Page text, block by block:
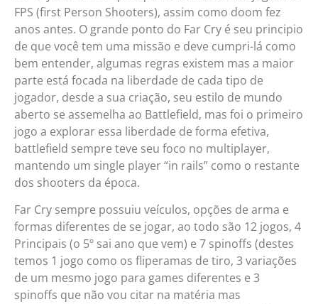
FPS (first Person Shooters), assim como doom fez
anos antes. O grande ponto do Far Cry é seu principio
de que você tem uma missão e deve cumpri-lá como
bem entender, algumas regras existem mas a maior
parte está focada na liberdade de cada tipo de
jogador, desde a sua criação, seu estilo de mundo
aberto se assemelha ao Battlefield, mas foi o primeiro
jogo a explorar essa liberdade de forma efetiva,
battlefield sempre teve seu foco no multiplayer,
mantendo um single player “in rails” como o restante
dos shooters da época.
Far Cry sempre possuiu veículos, opções de arma e
formas diferentes de se jogar, ao todo são 12 jogos, 4
Principais (o 5º sai ano que vem) e 7 spinoffs (destes
temos 1 jogo como os fliperamas de tiro, 3 variações
de um mesmo jogo para games diferentes e 3
spinoffs que não vou citar na matéria mas